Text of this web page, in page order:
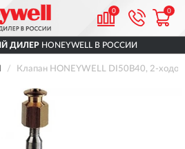
0 0
ДИЛЕР HONEYWELL В РОССИИ
Клапан HONEYWELL DI50B40, 2-